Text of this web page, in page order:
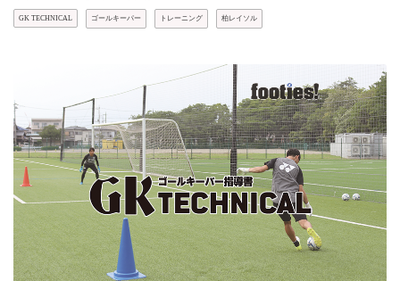
GK TECHNICAL ゴールキーパー トレーニング 柏レイソル